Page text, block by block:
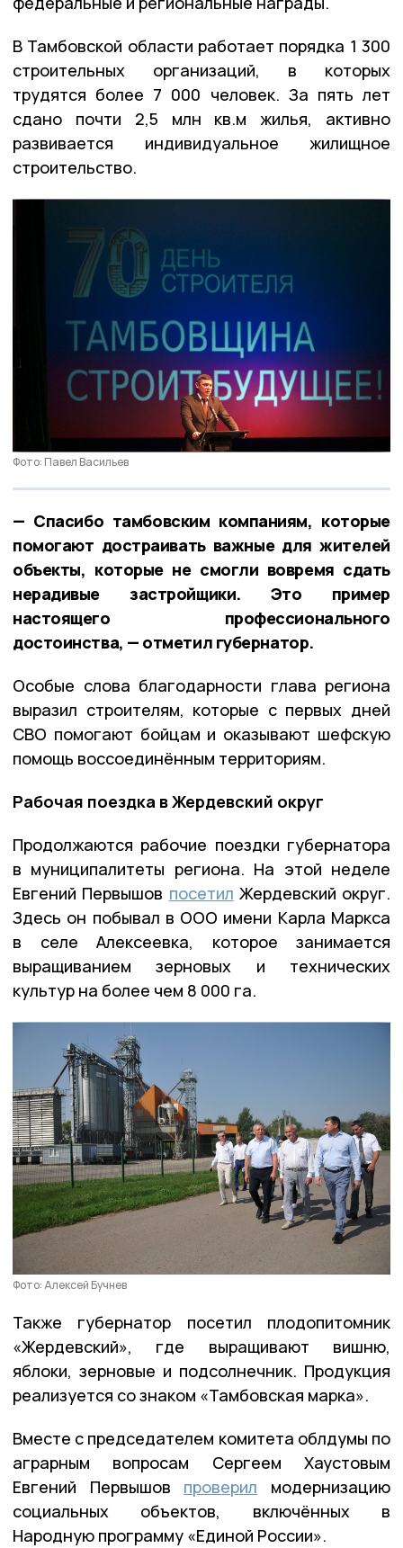
В Тамбовской области работает порядка 1 300
строительных организаций, в которых
трудятся более 7 000 человек. За пять лет
сдано почти 2,5 млн кв.м жилья, активно
развивается индивидуальное жилищное
строительство.
Фото: Павел Васильев
— Спасибо тамбовским компаниям, которые
помогают достраивать важные для жителей
объекты, которые не смогли вовремя сдать
нерадивые застройщики. Это пример
настоящего профессионального
достоинства, — отметил губернатор.
Особые слова благодарности глава региона
выразил строителям, которые с первых дней
СВО помогают бойцам и оказывают шефскую
помощь воссоединённым территориям.
Рабочая поездка в Жердевский округ
Продолжаются рабочие поездки губернатора
в муниципалитеты региона. На этой неделе
Евгений Первышов посетил Жердевский округ.
Здесь он побывал в ООО имени Карла Маркса
в селе Алексеевка, которое занимается
выращиванием зерновых и технических
культур на более чем 8 000 га.
Фото: Алексей Бучнев
Также губернатор посетил плодопитомник
«Жердевский», где выращивают вишню,
яблоки, зерновые и подсолнечник. Продукция
реализуется со знаком «Тамбовская марка».
Вместе с председателем комитета облдумы по
аграрным вопросам Сергеем Хаустовым
Евгений Первышов проверил модернизацию
социальных объектов, включённых в
Народную программу «Единой России».